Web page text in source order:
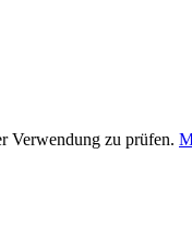
Verwendung zu prüfen.